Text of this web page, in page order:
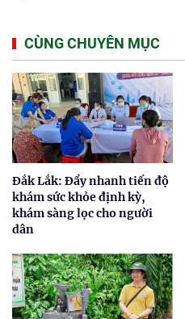
CÙNG CHUYÊN MỤC
Đắk Lắk: Đẩy nhanh tiến độ
khám sức khỏe định kỳ,
khám sàng lọc cho người
dân